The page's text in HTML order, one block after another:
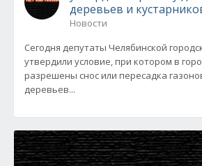
деревьев и
Новости
Сегодня депутаты Челябинской
утвердили условие, при котором в
разрешены снос или пересадка
деревьев...